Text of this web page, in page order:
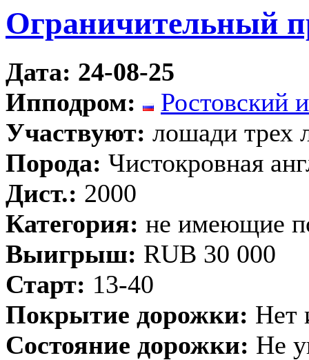
Ограничительный
Дата: 24-08-25
Ипподром:
Ростовский
Участвуют: лошади трех
Порода: Чистокровная
Дист.: 2000
Категория: не имеющие
Выигрыш: RUB 30 000
Старт: 13-40
Покрытие дорожки: Нет
Состояние дорожки: Не